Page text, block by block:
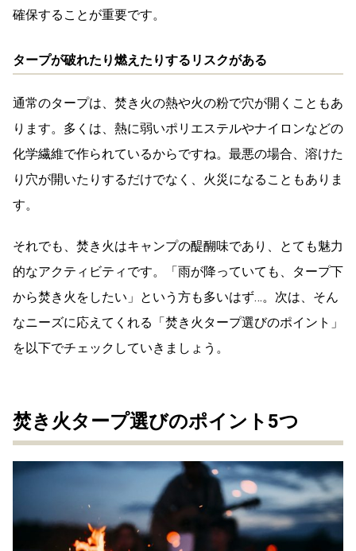
確保することが重要です。
タープが破れたり燃えたりするリスクがある
通常のタープは、焚き火の熱や火の粉で穴が開くこともあ
ります。多くは、熱に弱いポリエステルやナイロンなどの
化学繊維で作られているからですね。最悪の場合、溶けた
り穴が開いたりするだけでなく、火災になることもありま
す。
それでも、焚き火はキャンプの醍醐味であり、とても魅力
的なアクティビティです。「雨が降っていても、タープ下
から焚き火をしたい」という方も多いはず…。次は、そん
なニーズに応えてくれる「焚き火タープ選びのポイント」
を以下でチェックしていきましょう。
焚き火タープ選びのポイント5つ